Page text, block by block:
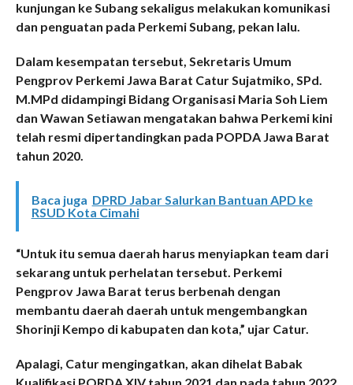
kunjungan ke Subang sekaligus melakukan komunikasi
dan penguatan pada Perkemi Subang, pekan lalu.
Dalam kesempatan tersebut, Sekretaris Umum
Pengprov Perkemi Jawa Barat Catur Sujatmiko, SPd.
M.MPd didampingi Bidang Organisasi Maria Soh Liem
dan Wawan Setiawan mengatakan bahwa Perkemi kini
telah resmi dipertandingkan pada POPDA Jawa Barat
tahun 2020.
Baca juga DPRD Jabar Salurkan Bantuan APD ke
RSUD Kota Cimahi
“Untuk itu semua daerah harus menyiapkan team dari
sekarang untuk perhelatan tersebut. Perkemi
Pengprov Jawa Barat terus berbenah dengan
membantu daerah daerah untuk mengembangkan
Shorinji Kempo di kabupaten dan kota,” ujar Catur.
Apalagi, Catur mengingatkan, akan dihelat Babak